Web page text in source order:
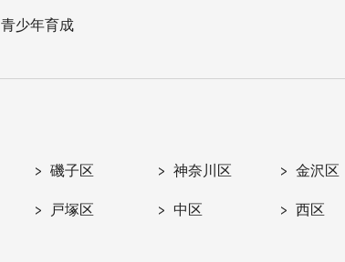
青少年育成
磯子区 神奈川区 金沢区
戸塚区 中区 西区